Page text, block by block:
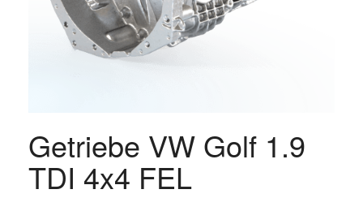
Getriebe VW Golf 1.9
TDI 4x4 FEL